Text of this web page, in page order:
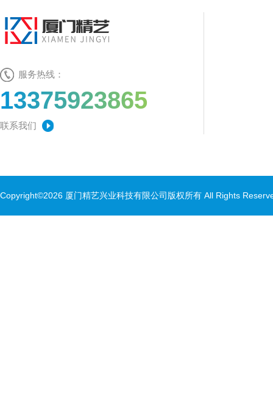
服务热线：
13375923865
联系我们
Copyright©2026 厦门精艺兴业科技有限公司版权所有 All Rights